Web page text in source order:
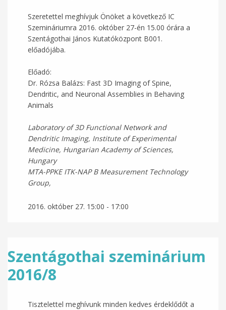
Szeretettel meghívjuk Önöket a következő IC
Szemináriumra 2016. október 27-én 15.00 órára a
Szentágothai János Kutatóközpont B001.
előadójába.
Előadó:
Dr. Rózsa Balázs: Fast 3D Imaging of Spine,
Dendritic, and Neuronal Assemblies in Behaving
Animals
Laboratory of 3D Functional Network and
Dendritic Imaging, Institute of Experimental
Medicine, Hungarian Academy of Sciences,
Hungary
MTA-PPKE ITK-NAP B Measurement Technology
Group,
2016. október 27. 15:00 - 17:00
Szentágothai szeminárium
2016/8
Tisztelettel meghívunk minden kedves érdeklődőt a